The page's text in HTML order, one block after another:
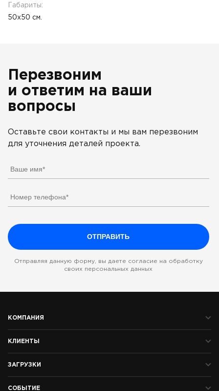
Габариты:
50x50 см.
Перезвоним
и ответим на ваши
вопросы
Оставьте свои контакты и мы вам перезвоним
для уточнения деталей проекта.
Отправляя данную форму, вы даете согласие на обработку
своих персональных данных
КОМПАНИЯ
КЛИЕНТЫ
ЗАГРУЗКИ
СОБЫТИЕ